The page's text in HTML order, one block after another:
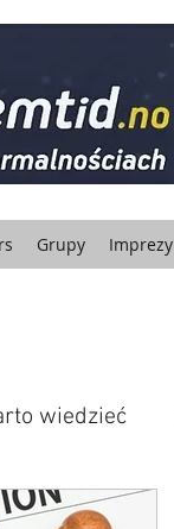
Grupy Imprezy
wiedzieć
kryminalne